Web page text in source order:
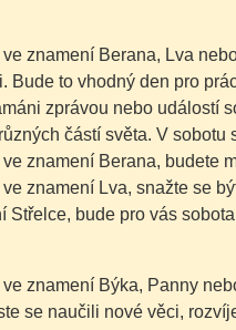
znamení Berana, Lva
Bude to vhodný den pro
zprávou nebo událostí
částí světa. V
znamení Berana, budete
znamení Lva, snažte se
Střelce, bude pro vás
znamení Býka, Panny
se naučili nové věci,